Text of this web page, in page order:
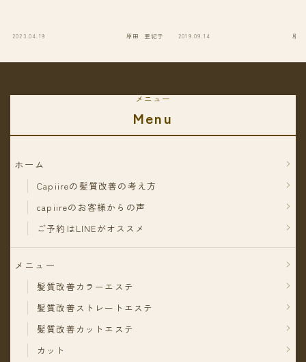
2023.04.19 原田 亜紀子 2019.09.14 原
メニュー
Menu
ホーム
Capiireの髪質改善の考え方
capiireのお客様からの声
ご予約はLINEがオススメ
メニュー
髪質改善カラーエステ
髪質改善ストレートエステ
髪質改善カットエステ
カット